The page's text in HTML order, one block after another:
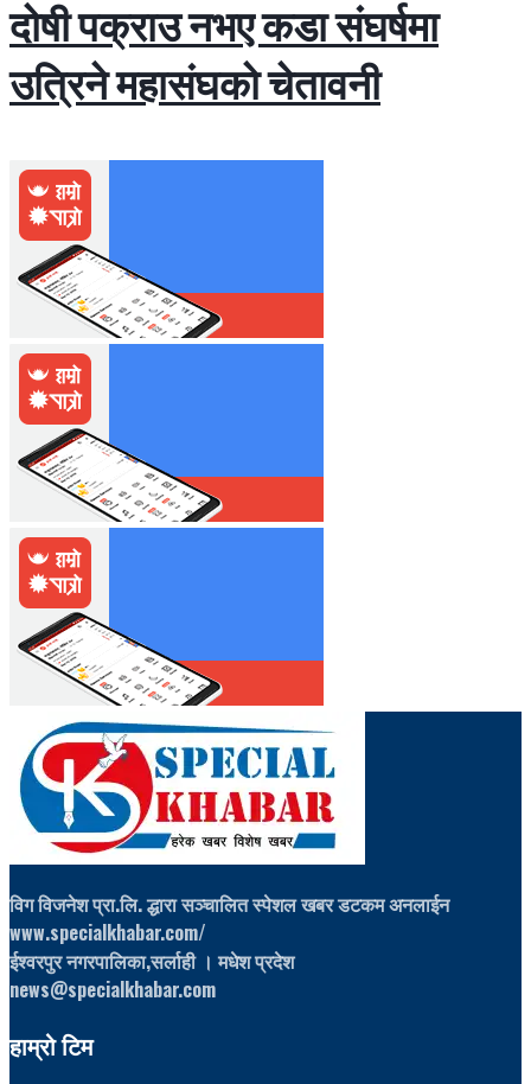
दोषी पक्राउ नभए कडा संघर्षमा
उत्रिने महासंघको चेतावनी
विग विजनेश प्रा.लि. द्धारा सञ्चालित स्पेशल खबर डटकम अनलाईन
www.specialkhabar.com/
ईश्‍वरपुर नगरपालिका,सर्लाही । मधेश प्रदेश
news@specialkhabar.com
हाम्रो टिम